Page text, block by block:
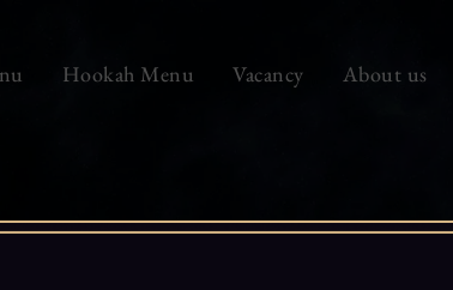
Hookah Menu Vacancy About us